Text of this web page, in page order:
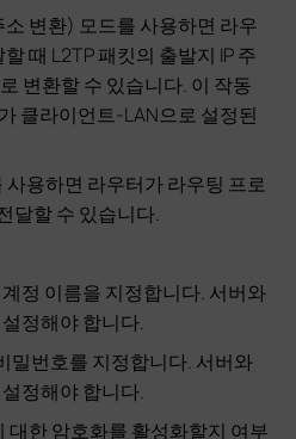
변환) 모드를 사용하면 라우
때 L2TP 패킷의 출발지 IP 주
변환할 수 있습니다. 이 작동
클라이언트-LAN으로 설정된
사용하면 라우터가 라우팅 프로
달할 수 있습니다.
정 이름을 지정합니다. 서버와
정해야 합니다.
밀번호를 지정합니다. 서버와
정해야 합니다.
대한 암호화를 활성화할지 여부